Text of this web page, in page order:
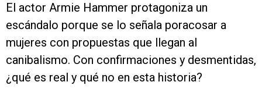
El actor Armie Hammer protagoniza un
escándalo porque se lo señala poracosar a
mujeres con propuestas que llegan al
canibalismo. Con confirmaciones y desmentidas,
¿qué es real y qué no en esta historia?